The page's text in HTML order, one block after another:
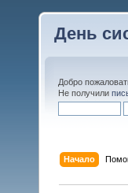
День
Добро
Не получили
Начало